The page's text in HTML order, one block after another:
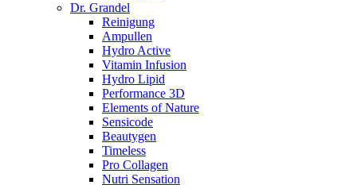
Dr. Grandel
Reinigung
Ampullen
Hydro Active
Vitamin Infusion
Hydro Lipid
Performance 3D
Elements of Nature
Sensicode
Beautygen
Timeless
Pro Collagen
Nutri Sensation